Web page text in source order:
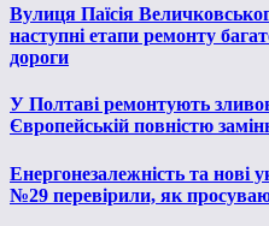
Вулиця Паїсія
наступні етапи ремонту
дороги
У Полтаві ремонтують
Європейській повністю
Енергонезалежність та нові
№29 перевірили, як